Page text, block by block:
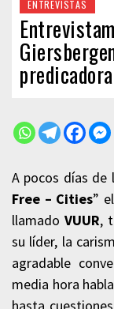
ENTREVISTAS
A pocos días de
Free – Cities”
llamado VUUR,
su líder, la
agradable
media hora